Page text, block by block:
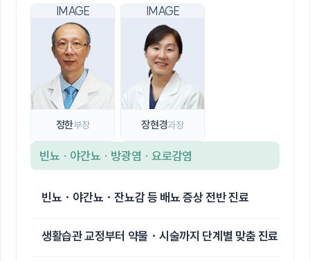
정한부장 장현경과장
빈뇨 · 야간뇨 · 방광염 · 요로감염
빈뇨 · 야간뇨 · 잔뇨감 등 배뇨 증상 전반 진료
생활습관 교정부터 약물 · 시술까지 단계별 맞춤 진료